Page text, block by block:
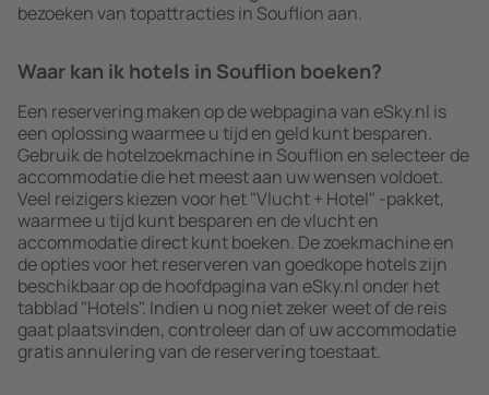
bezoeken van topattracties in Souflion aan.
Waar kan ik hotels in Souflion boeken?
Een reservering maken op de webpagina van eSky.nl is
een oplossing waarmee u tijd en geld kunt besparen.
Gebruik de hotelzoekmachine in Souflion en selecteer de
accommodatie die het meest aan uw wensen voldoet.
Veel reizigers kiezen voor het "Vlucht + Hotel" -pakket,
waarmee u tijd kunt besparen en de vlucht en
accommodatie direct kunt boeken. De zoekmachine en
de opties voor het reserveren van goedkope hotels zijn
beschikbaar op de hoofdpagina van eSky.nl onder het
tabblad "Hotels". Indien u nog niet zeker weet of de reis
gaat plaatsvinden, controleer dan of uw accommodatie
gratis annulering van de reservering toestaat.